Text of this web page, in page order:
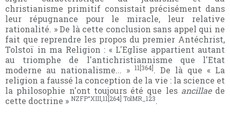
christianisme primitif consistait précisément dans
leur répugnance pour le miracle, leur relative
rationalité. » De là cette conclusion sans appel qui ne
fait que reprendre les propos du premier Antéchrist,
Tolstoï in ma Religion : « L'Eglise appartient autant
au triomphe de l'antichristiannisme que l'Etat
moderne au nationalisme... » 11[364]. De là que « La
religion a faussé la conception de la vie : la science et
la philosophie n'ont toujours été que les ancillaede
cette doctrine » NZFP°XIII,11[264] TolMR_123.